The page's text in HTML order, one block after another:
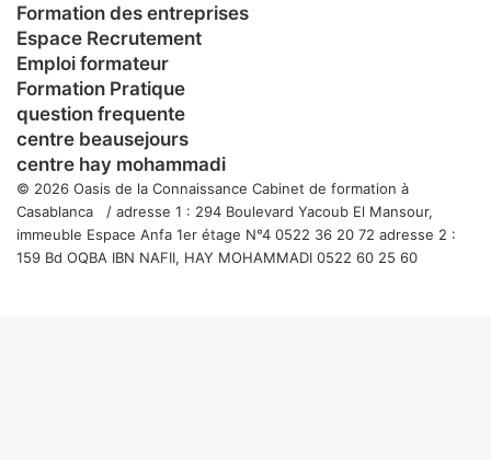
Formation des entreprises
Espace Recrutement
Emploi formateur
Formation Pratique
question frequente
centre beausejours
centre hay mohammadi
© 2026 Oasis de la Connaissance Cabinet de formation à
Casablanca / adresse 1 : 294 Boulevard Yacoub El Mansour,
immeuble Espace Anfa 1er étage N°4 0522 36 20 72 adresse 2 :
159 Bd OQBA IBN NAFII, HAY MOHAMMADI 0522 60 25 60